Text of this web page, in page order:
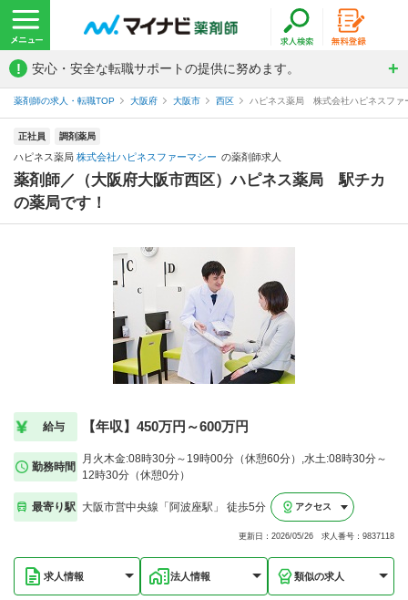
! 安心・安全な転職サポートの提供に努めます。
薬剤師の求人・転職TOP 大阪府 大阪市 西区 ハピネス薬局 株式会社ハピネスファ
正社員 調剤薬局
ハピネス薬局 株式会社ハピネスファーマシー の薬剤師求人
薬剤師／（大阪府大阪市西区）ハピネス薬局 駅チカ
の薬局です！
給与 【年収】450万円～600万円
勤務時間
月火木金:08時30分～19時00分（休憩60分）,水土:08時30分～
12時30分（休憩0分）
最寄り駅 大阪市営中央線「阿波座駅」 徒歩5分 アクセス
更新日：2026/05/26 求人番号：9837118
求人情報 法人情報 類似の求人